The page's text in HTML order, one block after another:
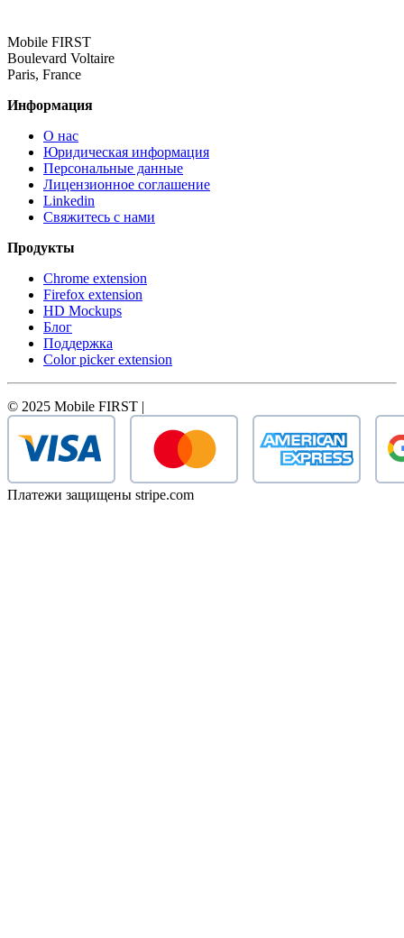
Mobile FIRST
Boulevard Voltaire
Paris, France
Информация
О нас
Юридическая информация
Персональные данные
Лицензионное соглашение
Linkedin
Свяжитесь с нами
Продукты
Chrome extension
Firefox extension
HD Mockups
Блог
Поддержка
Color picker extension
© 2025 Mobile FIRST |
Платежи защищены stripe.com